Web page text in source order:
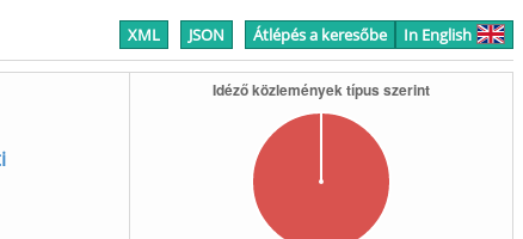
XML JSON Átlépés a keresőbe In English